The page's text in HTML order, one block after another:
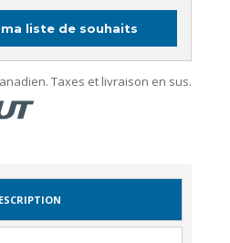
liste de souhaits
Taxes et livraison en sus.